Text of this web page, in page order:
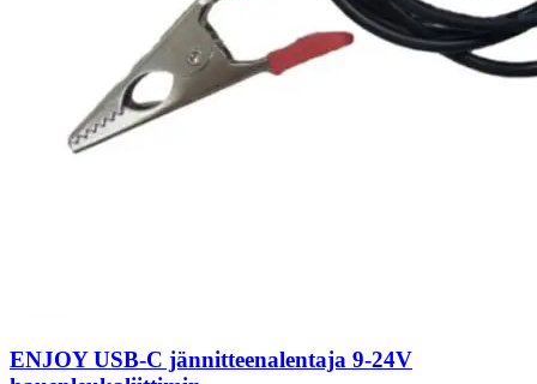
ENJOY USB-C jännitteenalentaja 9-24V